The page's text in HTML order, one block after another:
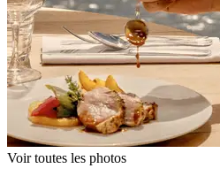
Voir toutes les photos